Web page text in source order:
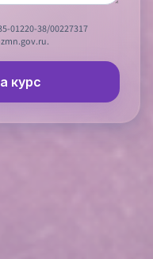
01220-38/00227317
курс